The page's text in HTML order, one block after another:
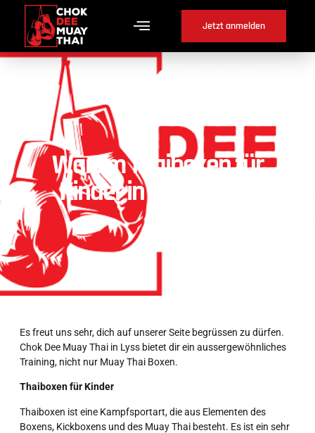
Jetzt anmelden
Warum Thaiboxen für
Kinder in Täuffelen ?
Es freut uns sehr, dich auf unserer Seite begrüssen zu dürfen.
Chok Dee Muay Thai in Lyss bietet dir ein aussergewöhnliches
Training, nicht nur Muay Thai Boxen.
Thaiboxen für Kinder
Thaiboxen ist eine Kampfsportart, die aus Elementen des
Boxens, Kickboxens und des Muay Thai besteht. Es ist ein sehr